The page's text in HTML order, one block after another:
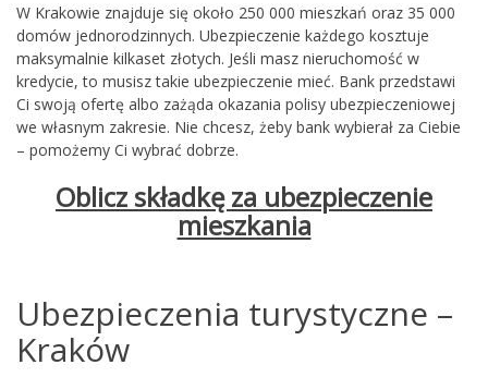
W Krakowie znajduje się około 250 000 mieszkań oraz 35 000
domów jednorodzinnych. Ubezpieczenie każdego kosztuje
maksymalnie kilkaset złotych. Jeśli masz nieruchomość w
kredycie, to musisz takie ubezpieczenie mieć. Bank przedstawi
Ci swoją ofertę albo zażąda okazania polisy ubezpieczeniowej
we własnym zakresie. Nie chcesz, żeby bank wybierał za Ciebie
– pomożemy Ci wybrać dobrze.
Oblicz składkę za ubezpieczenie
mieszkania
Ubezpieczenia turystyczne –
Kraków